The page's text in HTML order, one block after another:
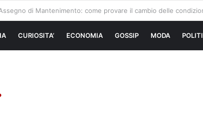
di sollevamento: la migliore soluzione
CURIOSITA’ ECONOMIA GOSSIP MODA